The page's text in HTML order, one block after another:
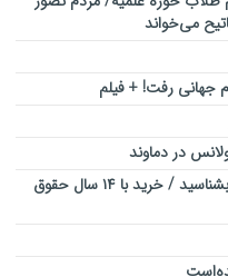
می‌خواند
جهانی رفت! + فیلم
در دماوند
گرانترین خودروی ایرانی در سال ۱۴۰۲ را بشناسید / خرید با ۱۴ سال حقوق